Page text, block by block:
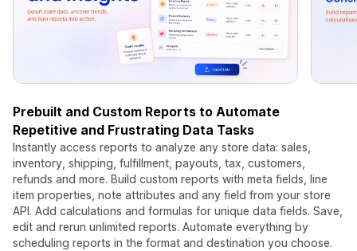
Prebuilt and Custom Reports to Automate
Repetitive and Frustrating Data Tasks
Instantly access reports to analyze any store data: sales,
inventory, shipping, fulfillment, payouts, tax, customers,
refunds and more. Build custom reports with meta fields, line
item properties, note attributes and any field from your store
API. Add calculations and formulas for unique data fields. Save,
edit and rerun unlimited reports. Automate everything by
scheduling reports in the format and destination you choose.